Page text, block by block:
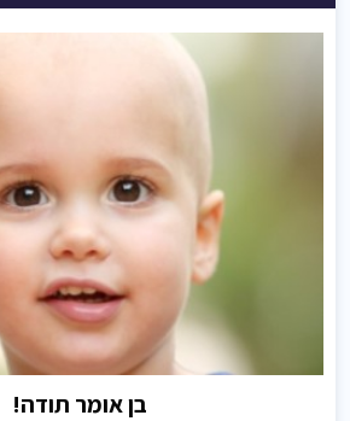
בן אומר תודה!